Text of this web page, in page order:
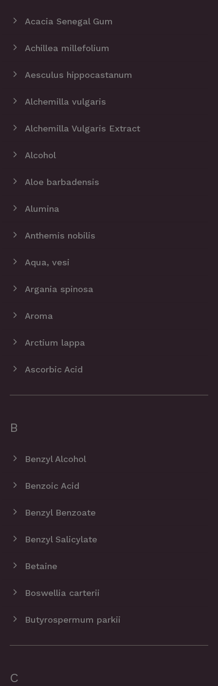
Acacia Senegal Gum
Achillea millefolium
Aesculus hippocastanum
Alchemilla vulgaris
Alchemilla Vulgaris Extract
Alcohol
Aloe barbadensis
Alumina
Anthemis nobilis
Aqua, vesi
Argania spinosa
Aroma
Arctium lappa
Ascorbic Acid
B
Benzyl Alcohol
Benzoic Acid
Benzyl Benzoate
Benzyl Salicylate​
Betaine
Boswellia carterii
Butyrospermum parkii
C